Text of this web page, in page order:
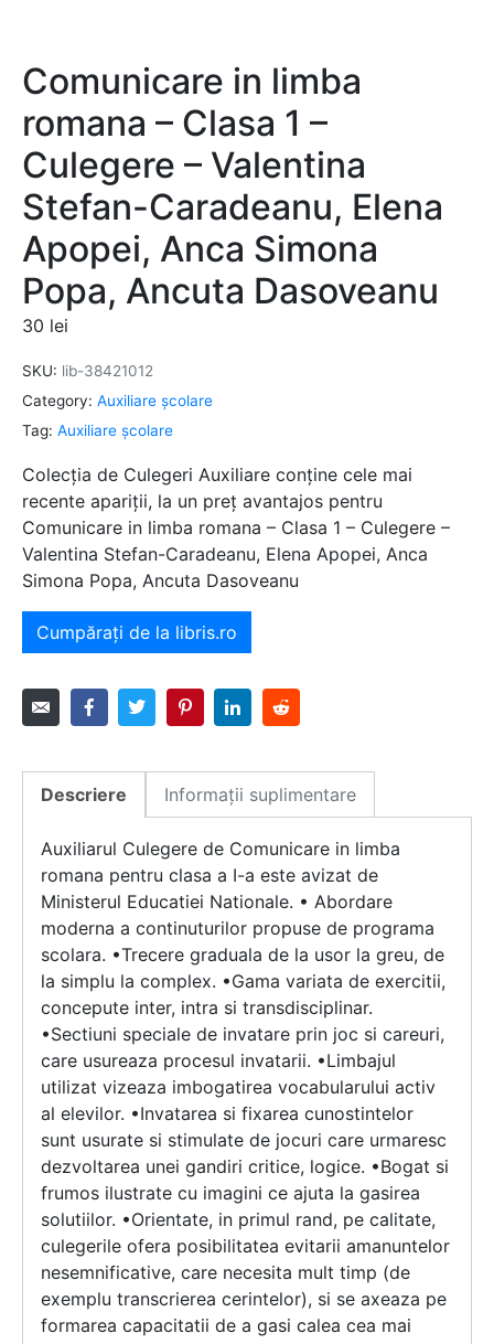
Comunicare in limba
romana – Clasa 1 –
Culegere – Valentina
Stefan-Caradeanu, Elena
Apopei, Anca Simona
Popa, Ancuta Dasoveanu
30 lei
SKU: lib-38421012
Category: Auxiliare şcolare
Tag: Auxiliare şcolare
Colecția de Culegeri Auxiliare conține cele mai
recente apariții, la un preț avantajos pentru
Comunicare in limba romana – Clasa 1 – Culegere –
Valentina Stefan-Caradeanu, Elena Apopei, Anca
Simona Popa, Ancuta Dasoveanu
Cumpărați de la libris.ro
Descriere Informații suplimentare
Auxiliarul Culegere de Comunicare in limba
romana pentru clasa a I-a este avizat de
Ministerul Educatiei Nationale. • Abordare
moderna a continuturilor propuse de programa
scolara. •Trecere graduala de la usor la greu, de
la simplu la complex. •Gama variata de exercitii,
concepute inter, intra si transdisciplinar.
•Sectiuni speciale de invatare prin joc si careuri,
care usureaza procesul invatarii. •Limbajul
utilizat vizeaza imbogatirea vocabularului activ
al elevilor. •Invatarea si fixarea cunostintelor
sunt usurate si stimulate de jocuri care urmaresc
dezvoltarea unei gandiri critice, logice. •Bogat si
frumos ilustrate cu imagini ce ajuta la gasirea
solutiilor. •Orientate, in primul rand, pe calitate,
culegerile ofera posibilitatea evitarii amanuntelor
nesemnificative, care necesita mult timp (de
exemplu transcrierea cerintelor), si se axeaza pe
formarea capacitatii de a gasi calea cea mai